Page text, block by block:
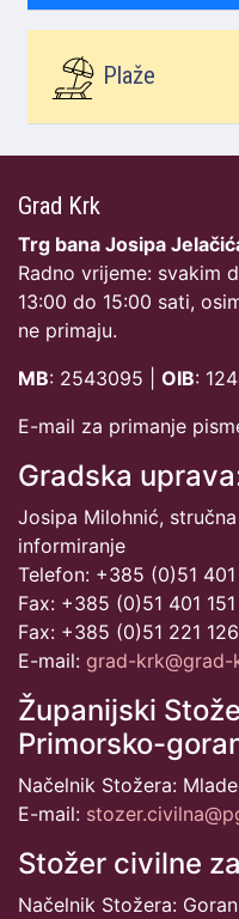
Plaže
Grad Krk
Trg bana Josipa
Radno vrijeme: svakim
13:00 do 15:00 sati,
ne primaju.
MB: 2543095 | OIB:
E-mail za primanje
Gradska
Josipa Milohnić,
informiranje
Telefon: +385 (0)51 401
Fax: +385 (0)51 401 151
Fax: +385 (0)51 221 126
E-mail: grad-krk@grad-
Županijski
Primorsko-
Načelnik Stožera:
E-mail:
Stožer civilne
Načelnik Stožera: